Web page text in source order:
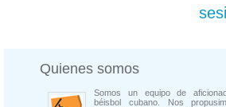
Quienes somos
Somos un equipo de
béisbol cubano. Nos